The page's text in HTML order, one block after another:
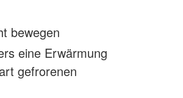
bewegen
eine Erwärmung
gefrorenen